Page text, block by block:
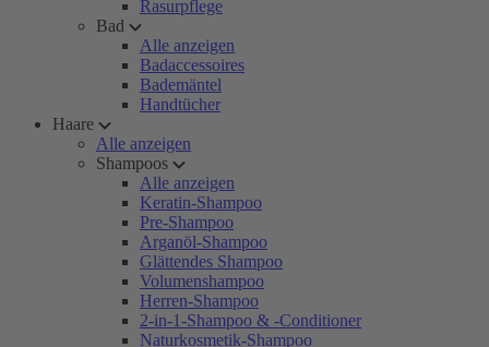
Rasurpflege
Bad
Alle anzeigen
Badaccessoires
Bademäntel
Handtücher
Haare
Alle anzeigen
Shampoos
Alle anzeigen
Keratin-Shampoo
Pre-Shampoo
Arganöl-Shampoo
Glättendes Shampoo
Volumenshampoo
Herren-Shampoo
2-in-1-Shampoo & -Conditioner
Naturkosmetik-Shampoo